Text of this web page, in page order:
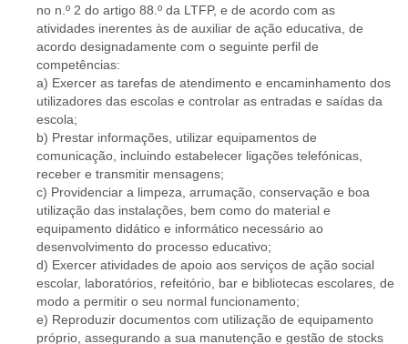
no n.º 2 do artigo 88.º da LTFP, e de acordo com as
atividades inerentes às de auxiliar de ação educativa, de
acordo designadamente com o seguinte perfil de
competências:
a) Exercer as tarefas de atendimento e encaminhamento dos
utilizadores das escolas e controlar as entradas e saídas da
escola;
b) Prestar informações, utilizar equipamentos de
comunicação, incluindo estabelecer ligações telefónicas,
receber e transmitir mensagens;
c) Providenciar a limpeza, arrumação, conservação e boa
utilização das instalações, bem como do material e
equipamento didático e informático necessário ao
desenvolvimento do processo educativo;
d) Exercer atividades de apoio aos serviços de ação social
escolar, laboratórios, refeitório, bar e bibliotecas escolares, de
modo a permitir o seu normal funcionamento;
e) Reproduzir documentos com utilização de equipamento
próprio, assegurando a sua manutenção e gestão de stocks